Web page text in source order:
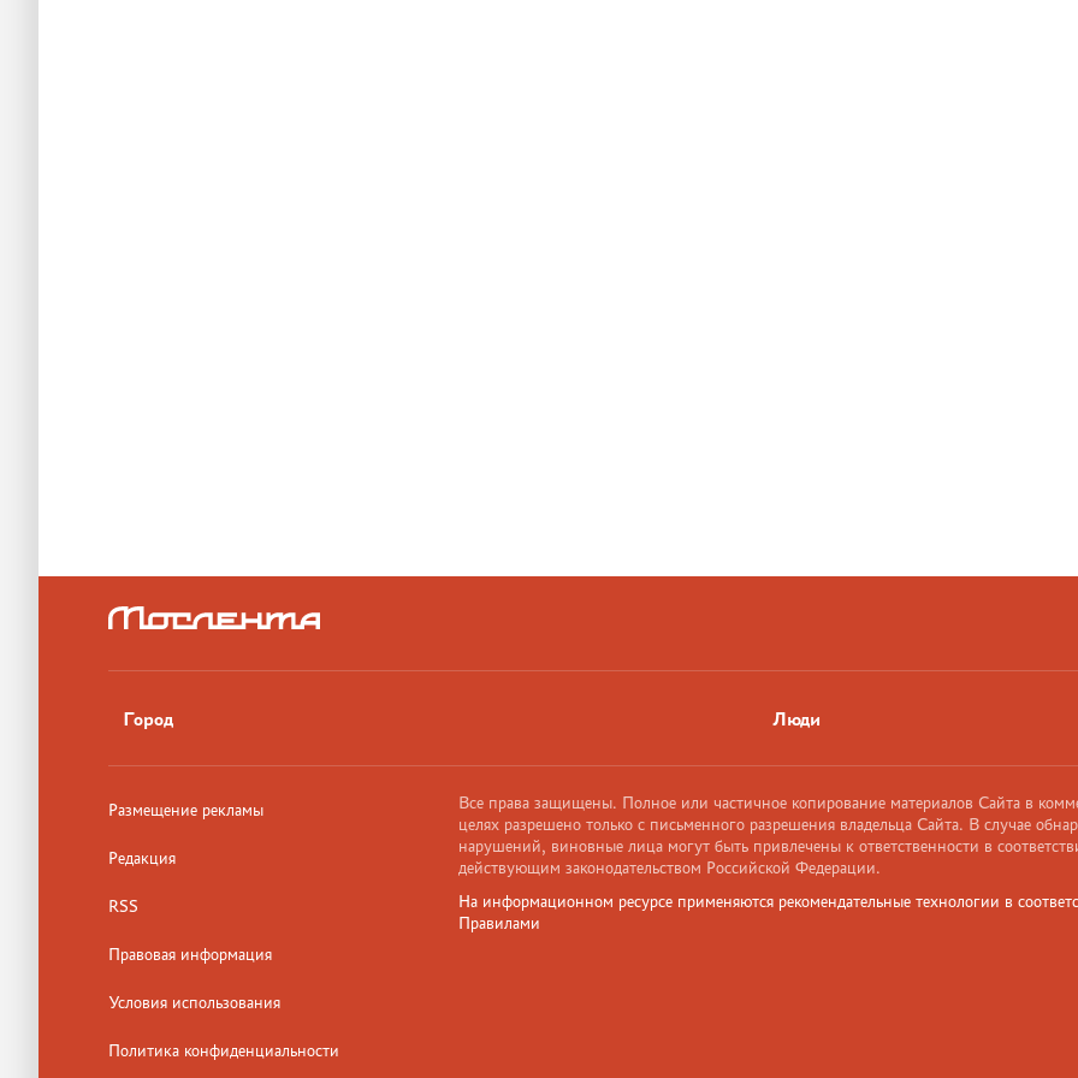
Город Люди
Размещение рекламы
Редакция
RSS
Правовая информация
Условия использования
Политика конфиденциальности
Все права защищены. Полное или частичное копирование материалов Сайта в
целях разрешено только с письменного разрешения владельца Сайта. В случае
нарушений, виновные лица могут быть привлечены к ответственности в
действующим законодательством Российской Федерации.
На информационном ресурсе применяются рекомендательные технологии в
Правилами